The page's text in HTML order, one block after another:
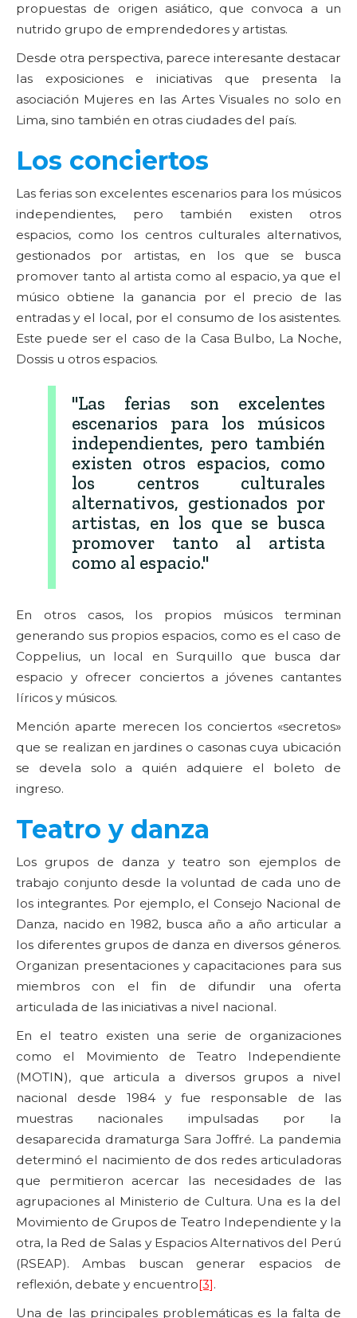
propuestas de origen asiático, que convoca a un
nutrido grupo de emprendedores y artistas.
Desde otra perspectiva, parece interesante destacar
las exposiciones e iniciativas que presenta la
asociación Mujeres en las Artes Visuales no solo en
Lima, sino también en otras ciudades del país.
Los conciertos
Las ferias son excelentes escenarios para los músicos
independientes, pero también existen otros
espacios, como los centros culturales alternativos,
gestionados por artistas, en los que se busca
promover tanto al artista como al espacio, ya que el
músico obtiene la ganancia por el precio de las
entradas y el local, por el consumo de los asistentes.
Este puede ser el caso de la Casa Bulbo, La Noche,
Dossis u otros espacios.
"Las ferias son excelentes
escenarios para los músicos
independientes, pero también
existen otros espacios, como
los centros culturales
alternativos, gestionados por
artistas, en los que se busca
promover tanto al artista
como al espacio."
En otros casos, los propios músicos terminan
generando sus propios espacios, como es el caso de
Coppelius, un local en Surquillo que busca dar
espacio y ofrecer conciertos a jóvenes cantantes
líricos y músicos.
Mención aparte merecen los conciertos «secretos»
que se realizan en jardines o casonas cuya ubicación
se devela solo a quién adquiere el boleto de
ingreso.
Teatro y danza
Los grupos de danza y teatro son ejemplos de
trabajo conjunto desde la voluntad de cada uno de
los integrantes. Por ejemplo, el Consejo Nacional de
Danza, nacido en 1982, busca año a año articular a
los diferentes grupos de danza en diversos géneros.
Organizan presentaciones y capacitaciones para sus
miembros con el fin de difundir una oferta
articulada de las iniciativas a nivel nacional.
En el teatro existen una serie de organizaciones
como el Movimiento de Teatro Independiente
(MOTIN), que articula a diversos grupos a nivel
nacional desde 1984 y fue responsable de las
muestras nacionales impulsadas por la
desaparecida dramaturga Sara Joffré. La pandemia
determinó el nacimiento de dos redes articuladoras
que permitieron acercar las necesidades de las
agrupaciones al Ministerio de Cultura. Una es la del
Movimiento de Grupos de Teatro Independiente y la
otra, la Red de Salas y Espacios Alternativos del Perú
(RSEAP). Ambas buscan generar espacios de
reflexión, debate y encuentro[3].
Una de las principales problemáticas es la falta de